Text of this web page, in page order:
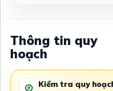
Thông tin quy
hoạch
Kiểm tra quy